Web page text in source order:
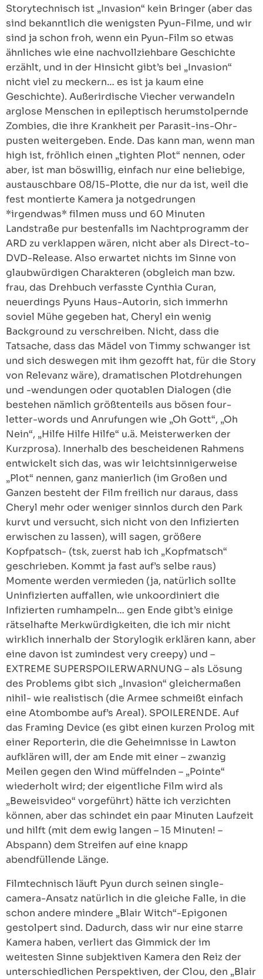
Storytechnisch ist „Invasion“ kein Bringer (aber das
sind bekanntlich die wenigsten Pyun-Filme, und wir
sind ja schon froh, wenn ein Pyun-Film so etwas
ähnliches wie eine nachvollziehbare Geschichte
erzählt, und in der Hinsicht gibt’s bei „Invasion“
nicht viel zu meckern… es ist ja kaum eine
Geschichte). Außerirdische Viecher verwandeln
arglose Menschen in epileptisch herumstolpernde
Zombies, die ihre Krankheit per Parasit-ins-Ohr-
pusten weitergeben. Ende. Das kann man, wenn man
high ist, fröhlich einen „tighten Plot“ nennen, oder
aber, ist man böswillig, einfach nur eine beliebige,
austauschbare 08/15-Plotte, die nur da ist, weil die
fest montierte Kamera ja notgedrungen
*irgendwas* filmen muss und 60 Minuten
Landstraße pur bestenfalls im Nachtprogramm der
ARD zu verklappen wären, nicht aber als Direct-to-
DVD-Release. Also erwartet nichts im Sinne von
glaubwürdigen Charakteren (obgleich man bzw.
frau, das Drehbuch verfasste Cynthia Curan,
neuerdings Pyuns Haus-Autorin, sich immerhn
soviel Mühe gegeben hat, Cheryl ein wenig
Background zu verschreiben. Nicht, dass die
Tatsache, dass das Mädel von Timmy schwanger ist
und sich deswegen mit ihm gezofft hat, für die Story
von Relevanz wäre), dramatischen Plotdrehungen
und -wendungen oder quotablen Dialogen (die
bestehen nämlich größtenteils aus bösen four-
letter-words und Anrufungen wie „Oh Gott“, „Oh
Nein“, „Hilfe Hilfe Hilfe“ u.ä. Meisterwerken der
Kurzprosa). Innerhalb des bescheidenen Rahmens
entwickelt sich das, was wir leichtsinnigerweise
„Plot“ nennen, ganz manierlich (im Großen und
Ganzen besteht der Film freilich nur daraus, dass
Cheryl mehr oder weniger sinnlos durch den Park
kurvt und versucht, sich nicht von den Infizierten
erwischen zu lassen), will sagen, größere
Kopfpatsch- (tsk, zuerst hab ich „Kopfmatsch“
geschrieben. Kommt ja fast auf’s selbe raus)
Momente werden vermieden (ja, natürlich sollte
Uninfizierten auffallen, wie unkoordiniert die
Infizierten rumhampeln… gen Ende gibt’s einige
rätselhafte Merkwürdigkeiten, die ich mir nicht
wirklich innerhalb der Storylogik erklären kann, aber
eine davon ist zumindest very creepy) und –
EXTREME SUPERSPOILERWARNUNG – als Lösung
des Problems gibt sich „Invasion“ gleichermaßen
nihil- wie realistisch (die Armee schmeißt einfach
eine Atombombe auf’s Areal). SPOILERENDE. Auf
das Framing Device (es gibt einen kurzen Prolog mit
einer Reporterin, die die Geheimnisse in Lawton
aufklären will, der am Ende mit einer – zwanzig
Meilen gegen den Wind müffelnden – „Pointe“
wiederholt wird; der eigentliche Film wird als
„Beweisvideo“ vorgeführt) hätte ich verzichten
können, aber das schindet ein paar Minuten Laufzeit
und hilft (mit dem ewig langen – 15 Minuten! –
Abspann) dem Streifen auf eine knapp
abendfüllende Länge.
Filmtechnisch läuft Pyun durch seinen single-
camera-Ansatz natürlich in die gleiche Falle, in die
schon andere mindere „Blair Witch“-Epigonen
gestolpert sind. Dadurch, dass wir nur eine starre
Kamera haben, verliert das Gimmick der im
weitesten Sinne subjektiven Kamera den Reiz der
unterschiedlichen Perspektiven, der Clou, den „Blair